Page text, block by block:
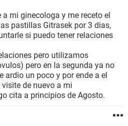
mi ginecologa y me receto el
pastillas Gitrasek por 3 dias,
si puedo tener relaciones
pero utilizamos
pero en la segunda ya no
ardio un poco y por ende a el
de nuevo a mi
cita a principios de Agosto.